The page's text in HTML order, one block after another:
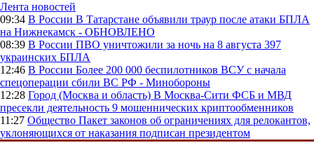
Лента новостей
09:34 В России В Татарстане объявили траур после атаки БПЛА
на Нижнекамск - ОБНОВЛЕНО
08:39 В России ПВО уничтожили за ночь на 8 августа 397
украинских БПЛА
12:46 В России Более 200 000 беспилотников ВСУ с начала
спецоперации сбили ВС РФ - Минобороны
12:28 Город (Москва и область) В Москва-Сити ФСБ и МВД
пресекли деятельность 9 мошеннических криптообменников
11:27 Общество Пакет законов об ограничениях для релокантов,
уклоняющихся от наказания подписан президентом